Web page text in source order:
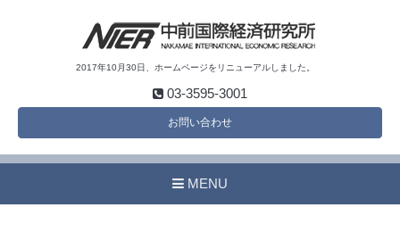
2017年10月30日、ホームページをリニューアルしました。
03-3595-3001
お問い合わせ
MENU